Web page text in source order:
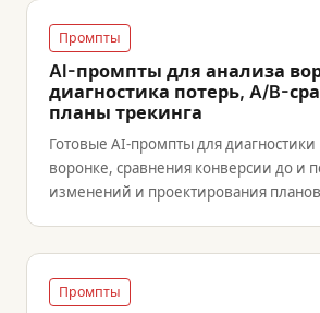
Промпты
AI-промпты для анализа
диагностика потерь, A/B-
планы трекинга
Готовые AI-промпты для диагностики
воронке, сравнения конверсии до и
изменений и проектирования
Промпты